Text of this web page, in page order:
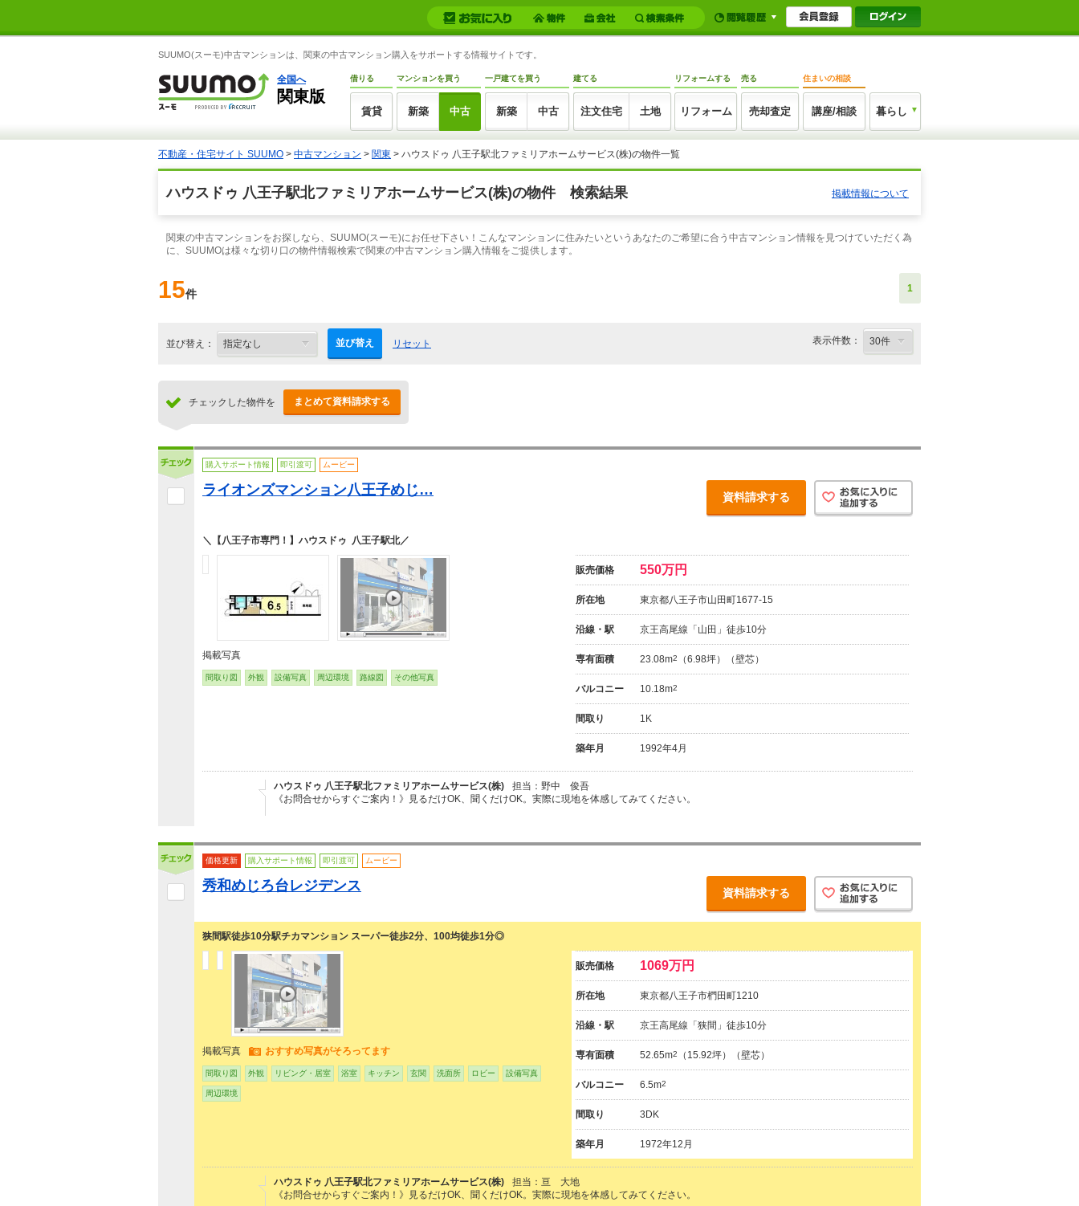
SUUMO(スーモ)中古マンションは、関東の中古マンション購入をサポートする情報サイトです。
全国へ
関東版
借りる
賃貸
マンションを買う
新築 中古
一戸建てを買う
新築 中古
建てる
注文住宅 土地
リフォームする
リフォーム
売る
売却査定
住まいの相談
講座/相談 暮らし
不動産・住宅サイト SUUMO > 中古マンション > 関東 > ハウスドゥ 八王子駅北ファミリアホームサービス(株)の物件一覧
ハウスドゥ 八王子駅北ファミリアホームサービス(株)の物件 検索結果 掲載情報について
関東の中古マンションをお探しなら、SUUMO(スーモ)にお任せ下さい！こんなマンションに住みたいというあなたのご希望に合う中古マンション情報を見つけていただく為
に、SUUMOは様々な切り口の物件情報検索で関東の中古マンション購入情報をご提供します。
15件 1
並び替え： 並び替え リセット 表示件数：
チェックした物件を まとめて資料請求する
購入サポート情報 即引渡可 ムービー
ライオンズマンション八王子めじ… 資料請求する
＼【八王子市専門！】ハウスドゥ 八王子駅北／
掲載写真
間取り図 外観 設備写真 周辺環境 路線図 その他写真
販売価格 550万円
所在地 東京都八王子市山田町1677-15
沿線・駅 京王高尾線「山田」徒歩10分
専有面積 23.08m2 （6.98坪）（壁芯）
バルコニー 10.18m2
間取り 1K
築年月 1992年4月
ハウスドゥ 八王子駅北ファミリアホームサービス(株)
担当：野中 俊吾
《お問合せからすぐご案内！》見るだけOK、聞くだけOK。実際に現地を体感してみてください。
価格更新 購入サポート情報 即引渡可 ムービー
秀和めじろ台レジデンス 資料請求する
狭間駅徒歩10分駅チカマンション スーパー徒歩2分、100均徒歩1分◎
掲載写真 おすすめ写真がそろってます
間取り図 外観 リビング・居室 浴室 キッチン 玄関 洗面所 ロビー 設備写真
周辺環境
販売価格 1069万円
所在地 東京都八王子市椚田町1210
沿線・駅 京王高尾線「狭間」徒歩10分
専有面積 52.65m2 （15.92坪）（壁芯）
バルコニー 6.5m2
間取り 3DK
築年月 1972年12月
ハウスドゥ 八王子駅北ファミリアホームサービス(株)
担当：亘 大地
《お問合せからすぐご案内！》見るだけOK、聞くだけOK。実際に現地を体感してみてください。